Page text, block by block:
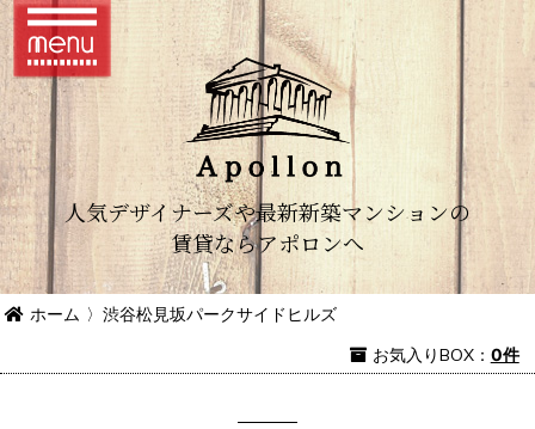
人気デザイナーズや最新新築マンションの
賃貸ならアポロンへ
ホーム 〉渋谷松見坂パークサイドヒルズ
お気入りBOX： 0件